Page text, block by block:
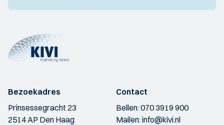
Bezoekadres
Prinsessegracht 23
2514 AP Den Haag
Contact
Bellen:070 3919 900
Mailen:info@kivi.nl